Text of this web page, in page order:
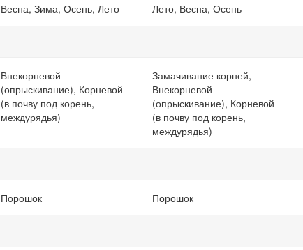
Весна, Зима, Осень, Лето Лето, Весна, Осень
Внекорневой
(опрыскивание), Корневой
(в почву под корень,
междурядья)
Замачивание корней,
Внекорневой
(опрыскивание), Корневой
(в почву под корень,
междурядья)
Порошок Порошок